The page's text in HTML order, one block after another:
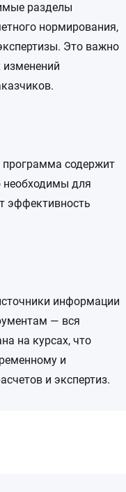
разделы
нормирования,
Это важно
программа содержит
необходимы для
эффективность
информации
— вся
на курсах, что
и
и экспертиз.